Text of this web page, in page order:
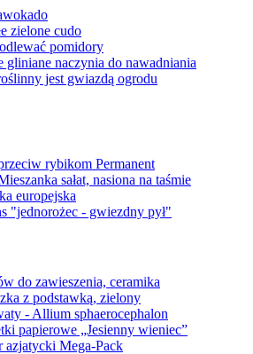
zielone cudo
pomidory
gliniane naczynia do nawadniania
jest gwiazdą ogrodu
rybikom Permanent
sałat, nasiona na taśmie
europejska
"jednorożec - gwiezdny pył"
do zawieszenia, ceramika
z podstawką, zielony
- Allium sphaerocephalon
papierowe „Jesienny wieniec”
azjatycki Mega-Pack